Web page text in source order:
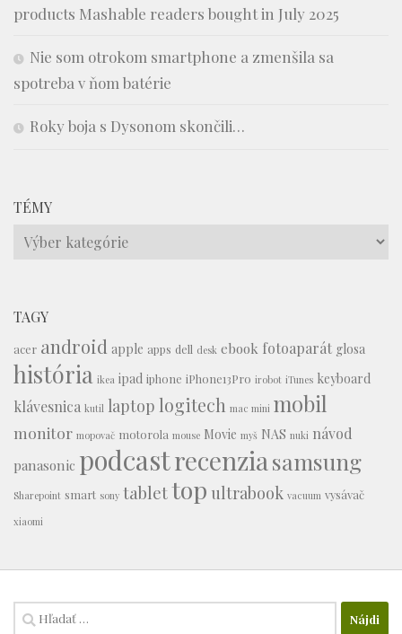
products Mashable readers bought in July 2025
Nie som otrokom smartphone a zmenšila sa
spotreba v ňom batérie
Roky boja s Dysonom skončili…
TÉMY
Témy
TAGY
acer android apple apps dell desk ebook fotoaparát glosa
história ikea ipad iphone iPhone13Pro irobot iTunes keyboard
klávesnica kutil laptop logitech mac mini mobil
monitor mopovač motorola mouse Movie myš NAS nuki návod
panasonic podcastrecenziasamsung
Sharepoint smart sony tablettop ultrabook vacuum vysávač
xiaomi
Hľadať: